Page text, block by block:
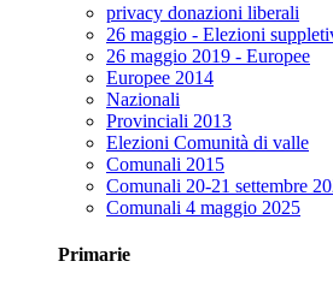
privacy donazioni liberali
26 maggio - Elezioni
26 maggio 2019 - Europee
Europee 2014
Nazionali
Provinciali 2013
Elezioni Comunità di valle
Comunali 2015
Comunali 20-21 settembre
Comunali 4 maggio 2025
Primarie